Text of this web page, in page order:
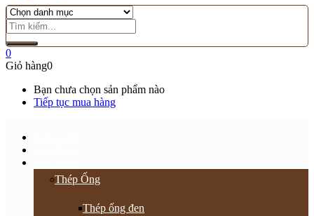
0
Giỏ hàng0
Bạn chưa chọn sản phẩm nào
Tiếp tục mua hàng
Thép Ống
Thép ống đen